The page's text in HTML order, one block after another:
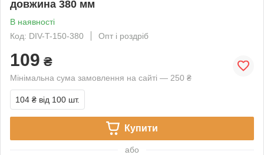
довжина 380 мм
В наявності
Код: DIV-T-150-380
Опт і роздріб
109 ₴
Мінімальна сума замовлення на сайті — 250 ₴
104 ₴ від 100 шт.
Купити
або